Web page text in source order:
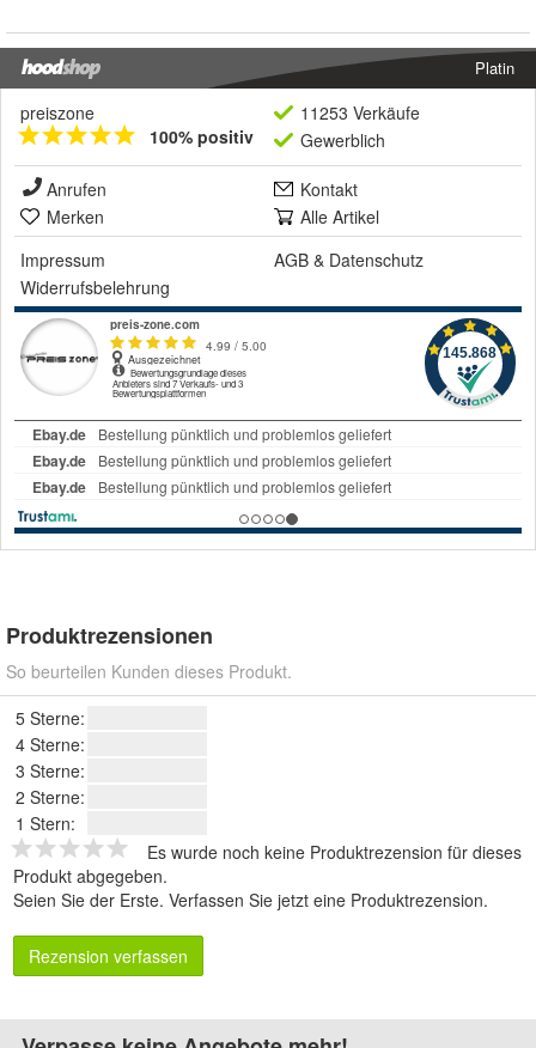
Platin
preiszone
100% positiv
11253 Verkäufe
Gewerblich
Anrufen
Kontakt
Merken
Alle Artikel
Impressum
AGB & Datenschutz
Widerrufsbelehrung
Produktrezensionen
So beurteilen Kunden dieses Produkt.
5 Sterne:
4 Sterne:
3 Sterne:
2 Sterne:
1 Stern:
Es wurde noch keine Produktrezension für dieses
Produkt abgegeben.
Seien Sie der Erste. Verfassen Sie jetzt eine Produktrezension.
Rezension verfassen